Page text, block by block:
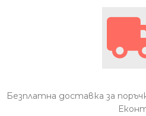
Безплатна доставка за